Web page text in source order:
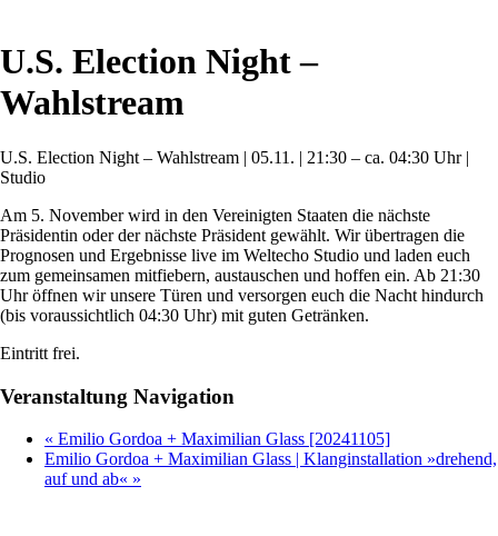
U.S. Election Night –
Wahlstream
U.S. Election Night – Wahlstream | 05.11. | 21:30 – ca. 04:30 Uhr |
Studio
Am 5. November wird in den Vereinigten Staaten die nächste
Präsidentin oder der nächste Präsident gewählt. Wir übertragen die
Prognosen und Ergebnisse live im Weltecho Studio und laden euch
zum gemeinsamen mitfiebern, austauschen und hoffen ein. Ab 21:30
Uhr öffnen wir unsere Türen und versorgen euch die Nacht hindurch
(bis voraussichtlich 04:30 Uhr) mit guten Getränken.
Eintritt frei.
Veranstaltung Navigation
« Emilio Gordoa + Maximilian Glass [20241105]
Emilio Gordoa + Maximilian Glass | Klanginstallation »drehend,
auf und ab« »